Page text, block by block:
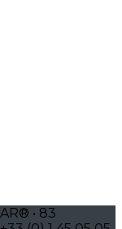
• 83